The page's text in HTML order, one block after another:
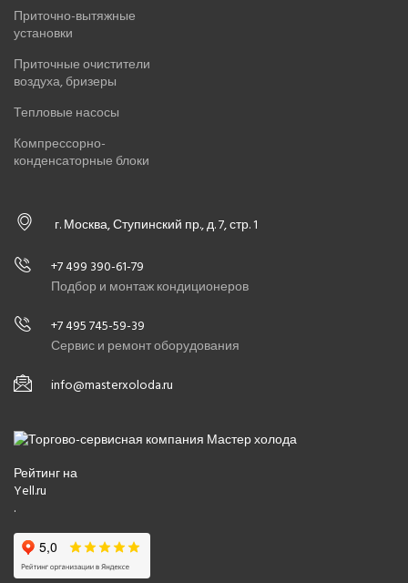
ПРЕЦИЗИОННЫЕ КОНДИЦИОНЕРЫ
ПРИТОЧНО-ВЫТЯЖНЫЕ УСТАНОВКИ
ПРИТОЧНЫЕ ОЧИСТИТЕЛИ ВОЗДУХА, БРИЗЕРЫ
ТЕПЛОВЫЕ НАСОСЫ
Приточно-вытяжные
установки
Приточные очистители
воздуха, бризеры
Тепловые насосы
Компрессорно-
конденсаторные блоки
г. Москва, Ступинский пр., д. 7, стр. 1
+7 499 390-61-79
Подбор и монтаж кондиционеров
+7 495 745-59-39
Сервис и ремонт оборудования
info@masterxoloda.ru
Рейтинг на
Yell.ru
.